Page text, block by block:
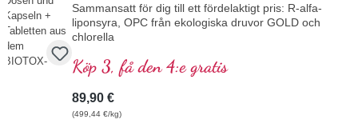
Sammansatt för dig till ett fördelaktigt pris: R-alfa-
liponsyra, OPC från ekologiska druvor GOLD och
chlorella
Köp 3, få den 4:e gratis
89,90 €
(499,44 €/kg)